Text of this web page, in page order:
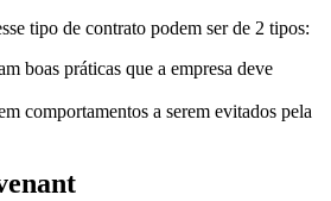
tipo de contrato podem ser de 2 tipos:
boas práticas que a empresa deve
comportamentos a serem evitados pela